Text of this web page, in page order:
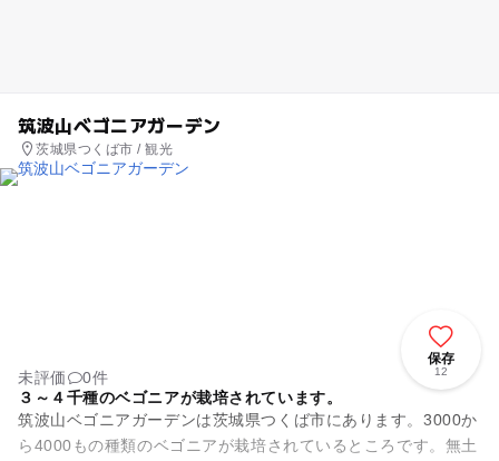
筑波山ベゴニアガーデン
茨城県つくば市 / 観光
保存
12
未評価
0件
３～４千種のベゴニアが栽培されています。
筑波山ベゴニアガーデンは茨城県つくば市にあります。3000か
ら4000もの種類のベゴニアが栽培されているところです。無土